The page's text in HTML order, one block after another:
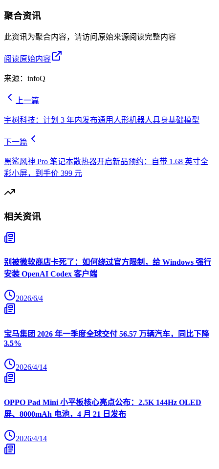
聚合资讯
此资讯为聚合内容，请访问原始来源阅读完整内容
阅读原始内容
来源： infoQ
上一篇
宇树科技：计划 3 年内发布通用人形机器人具身基础模型
下一篇
黑鲨风神 Pro 笔记本散热器开启新品预约：自带 1.68 英寸全
彩小屏，到手价 399 元
相关资讯
别被微软商店卡死了：如何绕过官方限制，给 Windows 强行
安装 OpenAI Codex 客户端
2026/6/4
宝马集团 2026 年一季度全球交付 56.57 万辆汽车，同比下降
3.5%
2026/4/14
OPPO Pad Mini 小平板核心亮点公布：2.5K 144Hz OLED
屏、8000mAh 电池，4 月 21 日发布
2026/4/14